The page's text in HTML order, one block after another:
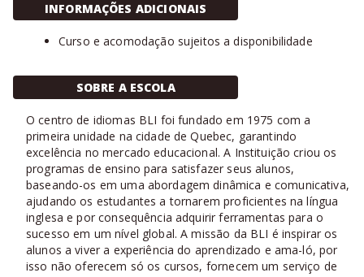
INFORMAÇÕES ADICIONAIS
Curso e acomodação sujeitos a disponibilidade
SOBRE A ESCOLA
O centro de idiomas BLI foi fundado em 1975 com a
primeira unidade na cidade de Quebec, garantindo
excelência no mercado educacional. A Instituição criou os
programas de ensino para satisfazer seus alunos,
baseando-os em uma abordagem dinâmica e comunicativa,
ajudando os estudantes a tornarem proficientes na língua
inglesa e por consequência adquirir ferramentas para o
sucesso em um nível global. A missão da BLI é inspirar os
alunos a viver a experiência do aprendizado e ama-ló, por
isso não oferecem só os cursos, fornecem um serviço de